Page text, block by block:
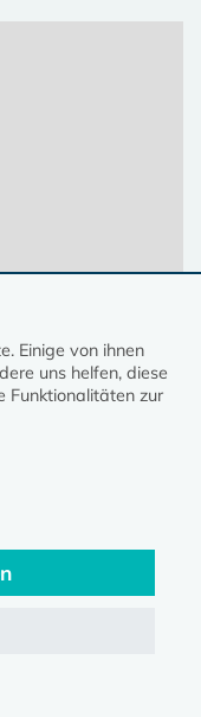
kirche-mv.de
Vorpommern © 2026
Einige von ihnen
uns helfen, diese
Funktionalitäten zur